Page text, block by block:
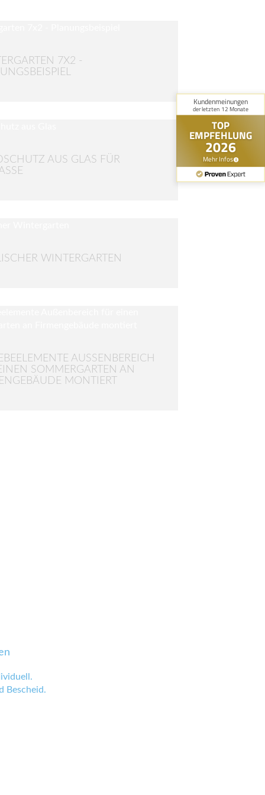
7X2 -
AUS GLAS FÜR
WINTERGARTEN
AUSSENBEREICH F
SOMMERGARTEN AN F
MONTIERT
Bescheid.